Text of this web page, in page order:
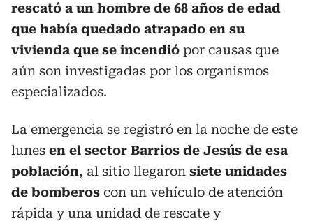
rescató a un hombre de 68 años de edad
que había quedado atrapado en su
vivienda que se incendió por causas que
aún son investigadas por los organismos
especializados.
La emergencia se registró en la noche de este
lunes en el sector Barrios de Jesús de esa
población, al sitio llegaron siete unidades
de bomberos con un vehículo de atención
rápida y una unidad de rescate y